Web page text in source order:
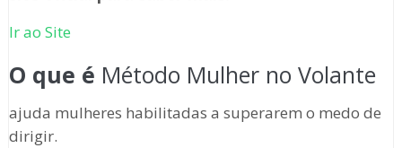
Ir ao Site
O que é Método Mulher no Volante
ajuda mulheres habilitadas a superarem o medo de
dirigir.